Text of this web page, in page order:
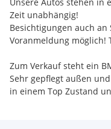
Zeit unabhängig!
Besichtigungen auch an
Voranmeldung möglich!
Zum Verkauf steht ein
Sehr gepflegt außen
in einem Top Zustand